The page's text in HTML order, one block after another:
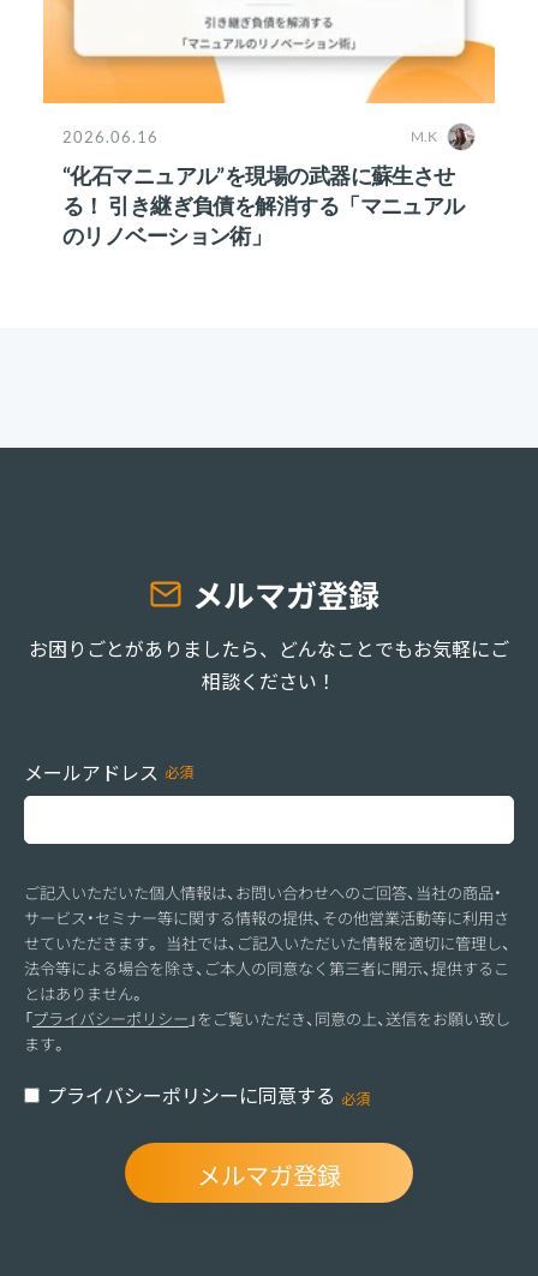
2026.06.16 M.K
“化石マニュアル”を現場の武器に蘇生させ
る！ 引き継ぎ負債を解消する「マニュアル
のリノベーション術」
メルマガ登録
お困りごとがありましたら、どんなことでもお気軽にご
相談ください！
メールアドレス
ご記入いただいた個人情報は、お問い合わせへのご回答、当社の商品・
サービス・セミナー等に関する情報の提供、その他営業活動等に利用さ
せていただきます。 当社では、ご記入いただいた情報を適切に管理し、
法令等による場合を除き、ご本人の同意なく第三者に開示、提供するこ
とはありません。
「プライバシーポリシー 」をご覧いただき、同意の上、送信をお願い致し
ます。
プライバシーポリシーに同意する